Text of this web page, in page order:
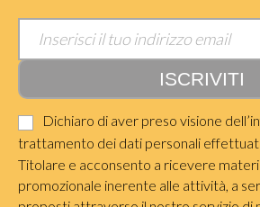
Dichiaro di aver preso visione
trattamento dei dati personali
Titolare e acconsento a ricevere
promozionale inerente alle attività, a